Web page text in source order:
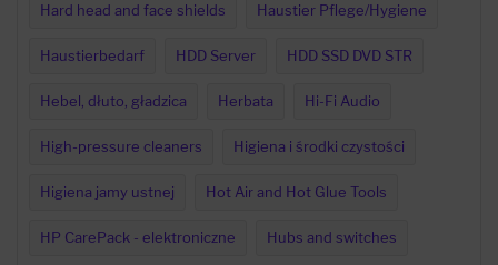
Hard head and face shields Haustier Pflege/Hygiene
Haustierbedarf HDD Server HDD SSD DVD STR
Hebel, dłuto, gładzica Herbata Hi-Fi Audio
High-pressure cleaners Higiena i środki czystości
Higiena jamy ustnej Hot Air and Hot Glue Tools
HP CarePack - elektroniczne Hubs and switches